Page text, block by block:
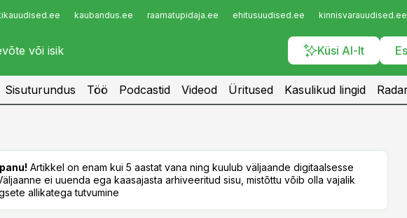
kaubandus.ee raamatupidaja.ee ehitusuudised.ee kinnisvarauudised.ee
Küsi AI-lt
Infopank
Sisuturundus Töö Podcastid Videod Üritused Kasulikud lingid
Artikkel on enam kui 5 aastat vana ning kuulub väljaande digitaalsesse
ei uuenda ega kaasajasta arhiveeritud sisu, mistõttu võib olla vajalik
allikatega tutvumine